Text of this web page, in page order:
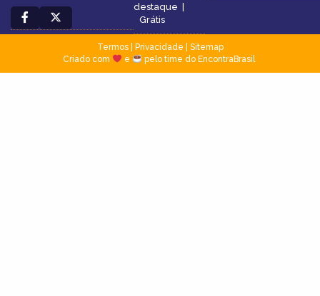
destaque
Grátis
Termos| Privacidade
Sitemap
Criado com
e pelo time do EncontraBrasil